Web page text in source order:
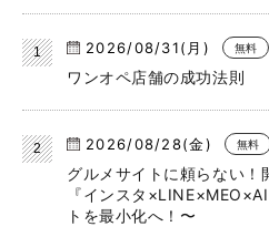
2026/08/31(月) 無料
ワンオペ店舗の成功法則
2026/08/28(金) 無料
グルメサイトに頼らない！
『インスタ
トを最小化へ！〜